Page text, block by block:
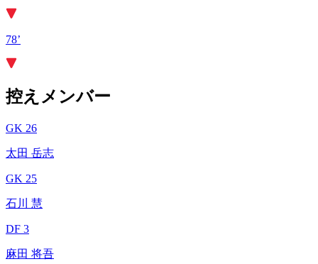
78’
控えメンバー
GK 26
太田 岳志
GK 25
石川 慧
DF 3
麻田 将吾